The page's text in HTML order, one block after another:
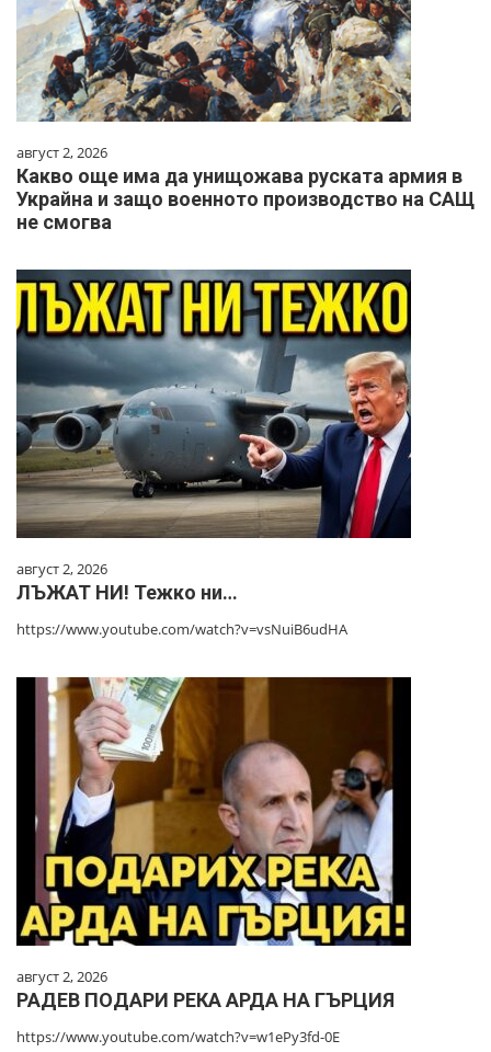
август 2, 2026
Какво още има да унищожава руската армия в
Украйна и защо военното производство на САЩ
не смогва
август 2, 2026
ЛЪЖАТ НИ! Тежко ни…
https://www.youtube.com/watch?v=vsNuiB6udHA
август 2, 2026
РАДЕВ ПОДАРИ РЕКА АРДА НА ГЪРЦИЯ
https://www.youtube.com/watch?v=w1ePy3fd-0E